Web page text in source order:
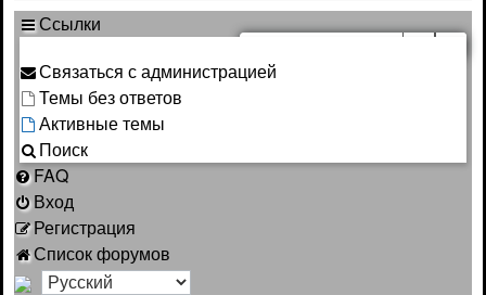
Ссылки
Связаться с администрацией
Темы без ответов
Активные темы
Поиск
FAQ
Вход
Регистрация
Список форумов